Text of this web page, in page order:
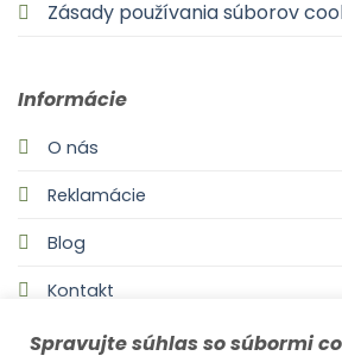
Zásady používania súborov
Informácie
O nás
Reklamácie
Blog
Kontakt
Spravujte súhlas so súbormi